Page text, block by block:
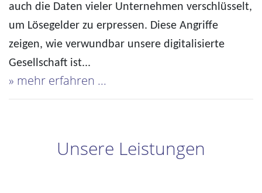
auch die Daten vieler Unternehmen verschlüsselt,
um Lösegelder zu erpressen. Diese Angriffe
zeigen, wie verwundbar unsere digitalisierte
Gesellschaft ist...
» mehr erfahren ...
Unsere Leistungen